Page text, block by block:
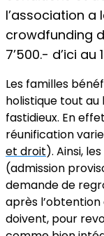
l’association a
crowdfunding
7’500.- d’ici au
Les familles
holistique tout au
fastidieux. En
réunification
et droit). Ainsi,
(admission
demande de
après
doivent, pour